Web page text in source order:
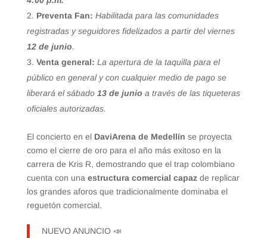
Preventa Fan: Habilitada para las comunidades
registradas y seguidores fidelizados a partir del viernes
12 de junio.
Venta general: La apertura de la taquilla para el
público en general y con cualquier medio de pago se
liberará el sábado 13 de junio a través de las tiqueteras
oficiales autorizadas.
El concierto en el DaviArena de Medellín se proyecta
como el cierre de oro para el año más exitoso en la
carrera de Kris R, demostrando que el trap colombiano
cuenta con una estructura comercial capazde replicar
los grandes aforos que tradicionalmente dominaba el
reguetón comercial.
NUEVO ANUNCIO 📣